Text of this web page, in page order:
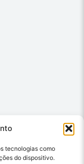
tecnologias como
do dispositivo.